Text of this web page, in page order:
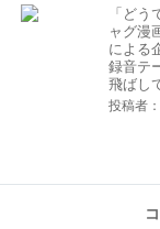
「ど
ャグ漫
による
録音テ
飛ばし
投稿者